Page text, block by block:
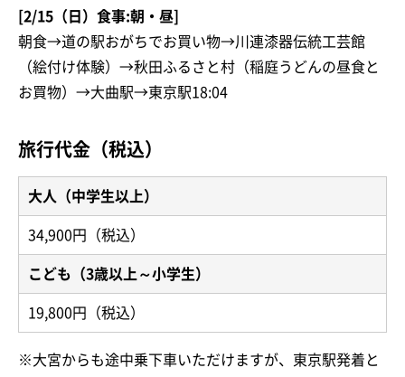
[2/15（日）食事:朝・昼]
朝食→道の駅おがちでお買い物→川連漆器伝統工芸館
（絵付け体験）→秋田ふるさと村（稲庭うどんの昼食と
お買物）→大曲駅→東京駅18:04
旅行代金（税込）
大人（中学生以上）
34,900円（税込）
こども（3歳以上～小学生）
19,800円（税込）
※大宮からも途中乗下車いただけますが、東京駅発着と